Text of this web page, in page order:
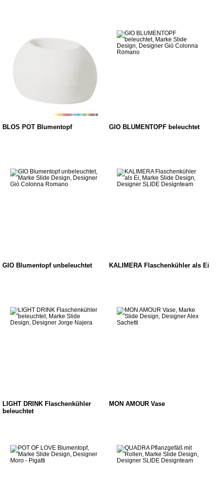
BLOS POT Blumentopf GIO BLUMENTOPF beleuchtet
GIO Blumentopf unbeleuchtet KALIMERA Flaschenkühler als Ei
LIGHT DRINK Flaschenkühler
beleuchtet
MON AMOUR Vase